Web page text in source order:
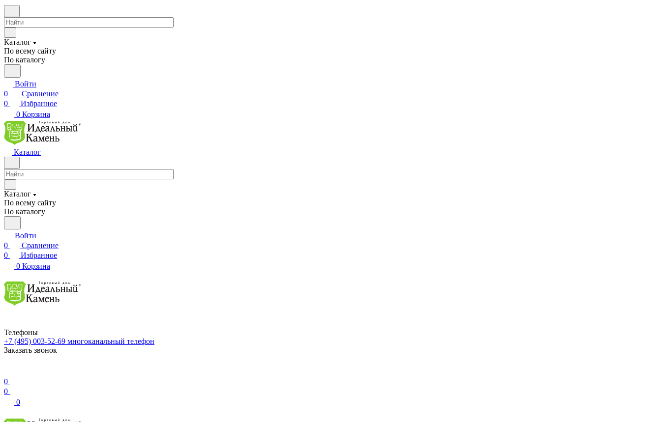
Каталог
По всему сайту
По каталогу
Войти
0
Сравнение
0
Избранное
0 Корзина
Каталог
Каталог
По всему сайту
По каталогу
Войти
0
Сравнение
0
Избранное
0 Корзина
Телефоны
+7 (495) 003-52-69 многоканальный телефон
Заказать звонок
0
0
0